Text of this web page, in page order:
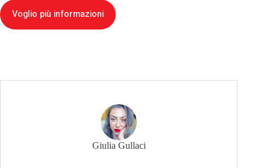
Voglio più informazioni
Giulia Gullaci